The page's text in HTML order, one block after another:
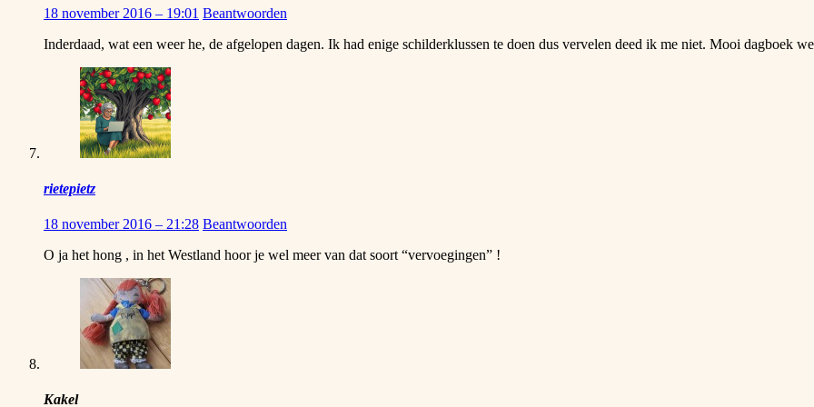
18 november 2016 – 19:01 Beantwoorden
Inderdaad, wat een weer he, de afgelopen dagen. Ik had enige schilderklussen te doen dus vervelen deed ik me niet. Mooi dagboek
rietepietz
18 november 2016 – 21:28 Beantwoorden
O ja het hong , in het Westland hoor je wel meer van dat soort “vervoegingen” !
Kakel